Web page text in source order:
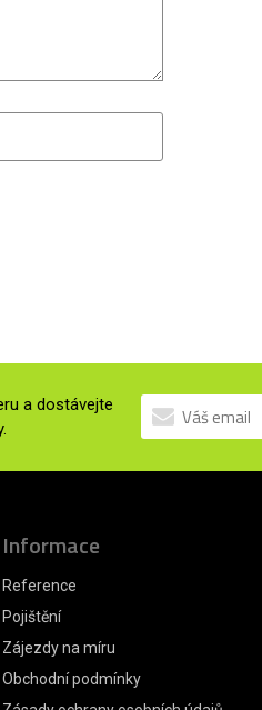
a dostávejte
Informace
Reference
Pojištění
Zájezdy na míru
Obchodní podmínky